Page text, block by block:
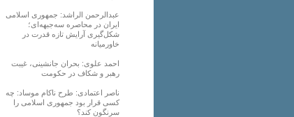
عبدالرحمن الراشد: جمهوری اسلامی
ایران در محاصره سه‌جبهه‌ای؛
شکل‌گیری آرایش تازه قدرت در
خاورمیانه
احمد علوی: بحران جانشینی، غیبت
رهبر و شکاف در حکومت
ناصر اعتمادی: طرح ناکام موساد: چه
کسی قرار بود جمهوری اسلامی را
سرنگون کند؟